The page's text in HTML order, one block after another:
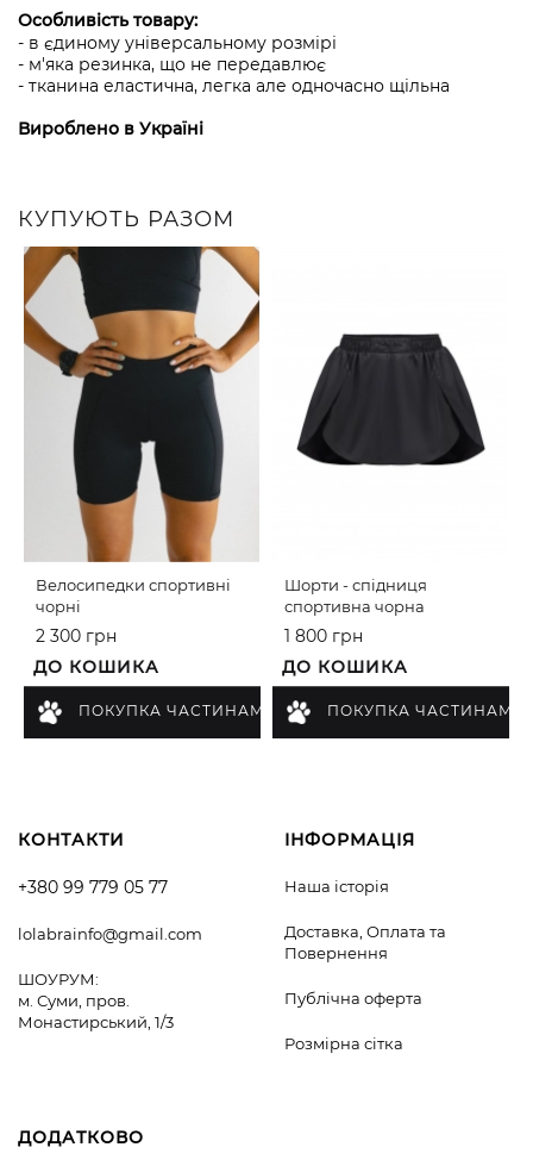
Особливість товару:
- в єдиному універсальному розмірі
- м'яка резинка, що не передавлює
- тканина еластична, легка але одночасно щільна
Вироблено в Україні
КУПУЮТЬ РАЗОМ
Велосипедки спортивні
чорні
2 300 грн
ДО КОШИКА
ПОКУПКА ЧАСТИНАМИ
Шорти - спідниця
спортивна чорна
1 800 грн
ДО КОШИКА
ПОКУПКА ЧАСТИНАМИ
КОНТАКТИ
+380 99 779 05 77
lolabrainfo@gmail.com
ШОУРУМ:
м. Суми, пров.
Монастирський, 1/3
ІНФОРМАЦІЯ
Наша історія
Доставка, Оплата та
Повернення
Публічна оферта
Розмірна сітка
ДОДАТКОВО